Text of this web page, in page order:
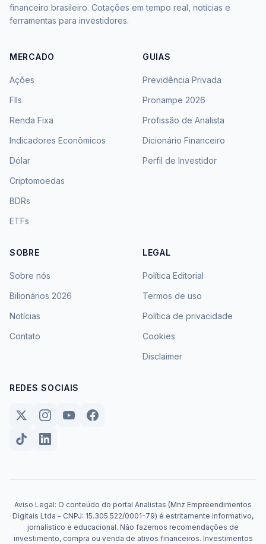
financeiro brasileiro. Cotações em tempo real, notícias e
ferramentas para investidores.
MERCADO
Ações
FIIs
Renda Fixa
Indicadores Econômicos
Dólar
Criptomoedas
BDRs
ETFs
GUIAS
Previdência Privada
Pronampe 2026
Profissão de Analista
Dicionário Financeiro
Perfil de Investidor
SOBRE
Sobre nós
Bilionários 2026
Notícias
Contato
LEGAL
Política Editorial
Termos de uso
Política de privacidade
Cookies
Disclaimer
REDES SOCIAIS
Aviso Legal: O conteúdo do portal Analistas (Mnz Empreendimentos
Digitais Ltda - CNPJ: 15.305.522/0001-79) é estritamente informativo,
jornalístico e educacional. Não fazemos recomendações de
investimento, compra ou venda de ativos financeiros. Investimentos